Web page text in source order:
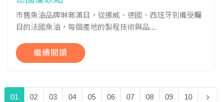
市售魚油品牌琳瑯滿目，從挪威、德國、西班牙到備受矚
目的法國魚油，每個產地的製程技術與品...
繼續閱讀
01 02 03 04 05 06 07 08 09 10